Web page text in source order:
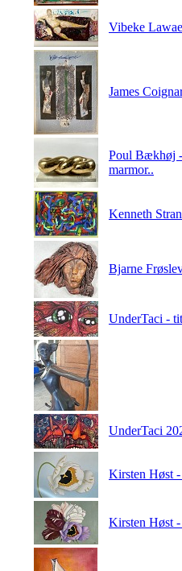
Vibeke
James
Poul Bækhøj
marmor..
Kenneth
Bjarne
UnderTaci -
UnderTaci
Kirsten Høst
Kirsten Høst